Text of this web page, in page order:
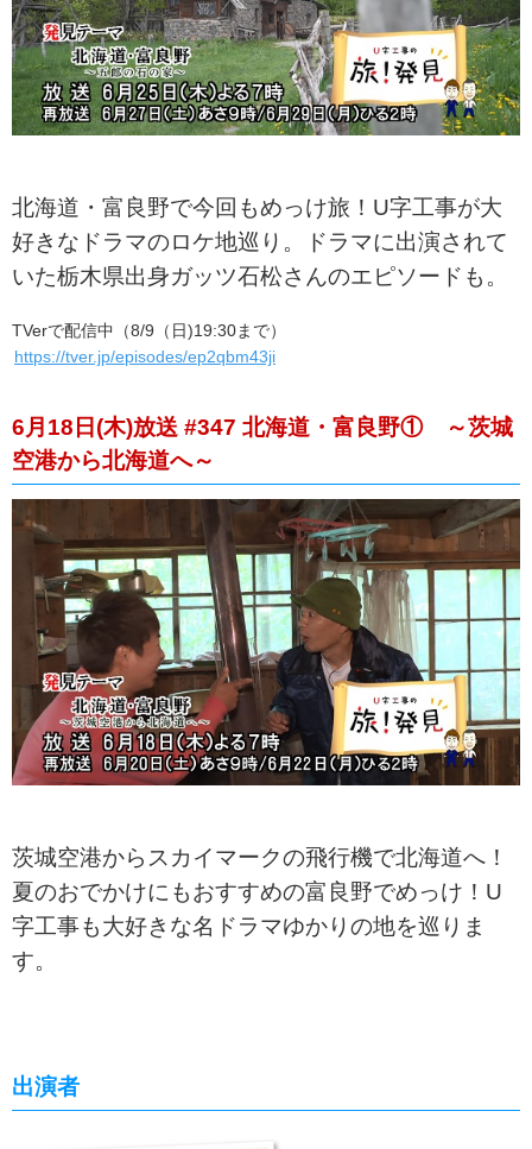
北海道・富良野で今回もめっけ旅！U字工事が大
好きなドラマのロケ地巡り。ドラマに出演されて
いた栃木県出身ガッツ石松さんのエピソードも。
TVerで配信中（8/9（日)19:30まで）
https://tver.jp/episodes/ep2qbm43ji
6月18日(木)放送 #347 北海道・富良野① ～茨城
空港から北海道へ～
茨城空港からスカイマークの飛行機で北海道へ！
夏のおでかけにもおすすめの富良野でめっけ！U
字工事も大好きな名ドラマゆかりの地を巡りま
す。
出演者